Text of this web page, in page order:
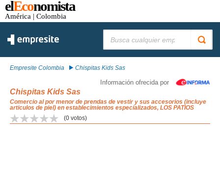
elEconomista
América | Colombia
Empresite Colombia Chispitas Kids Sas
Información ofrecida por
Chispitas Kids Sas
Comercio al por menor de prendas de vestir y sus accesorios (incluye
articulos de piel) en establecimientos especializados, LOS PATIOS
(0 votos)